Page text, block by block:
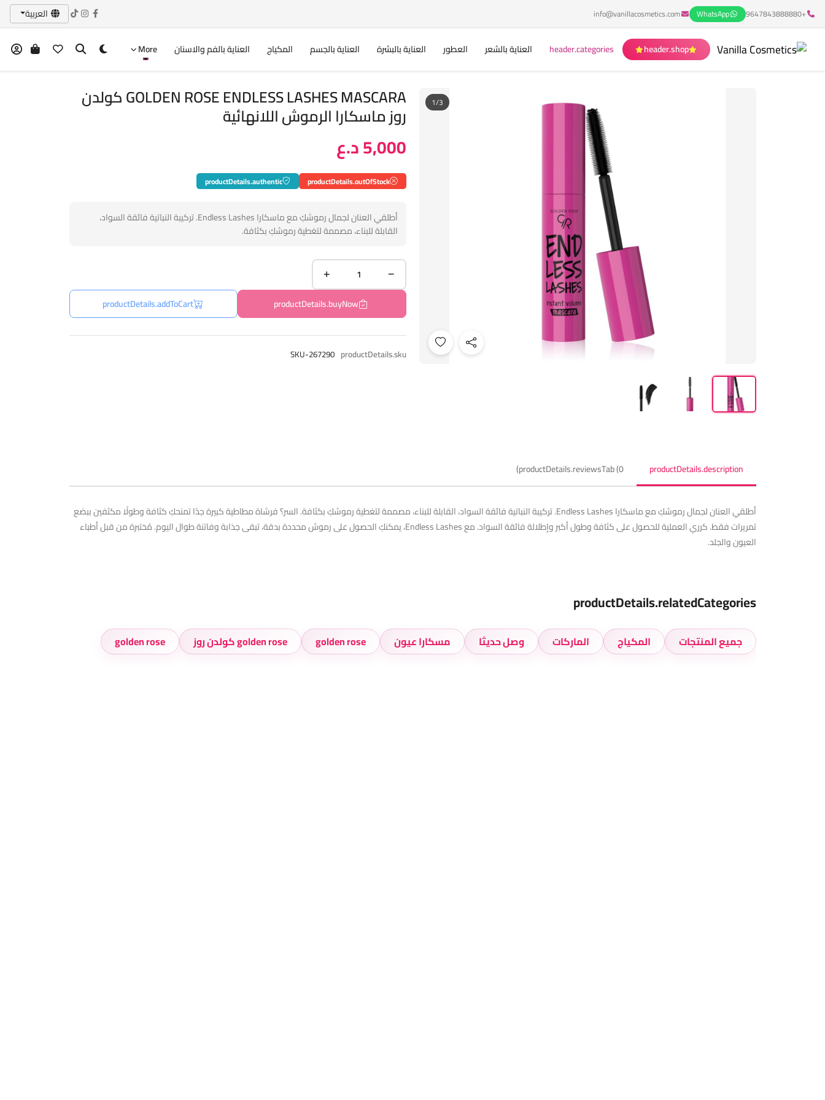
+9647843888880
WhatsApp
info@vanillacosmetics.com العربية
header.shop
header.categories العناية بالشعر العطور العناية بالبشرة العناية بالجسم المكياج العناية بالفم والاسنان More
1/3 GOLDEN ROSE ENDLESS LASHES MASCARA كولدن
روز ماسكارا الرموش اللانهائية
5,000 د.ع
productDetails.outOfStock
productDetails.authentic
أطلقي العنان لجمال رموشكِ مع ماسكارا Endless Lashes. تركيبة النباتية فائقة السواد،
القابلة للبناء، مصممة لتغطية رموشكِ بكثافة.
productDetails.buyNow
productDetails.addToCart
productDetails.sku
SKU-267290
productDetails.description
productDetails.reviewsTab (0)
أطلقي العنان لجمال رموشكِ مع ماسكارا Endless Lashes. تركيبة النباتية فائقة السواد، القابلة للبناء، مصممة لتغطية رموشكِ بكثافة. السر؟ فرشاة مطاطية كبيرة جدًا تمنحكِ كثافة وطولًا مكثفين ببضع
تمريرات فقط. كرري العملية للحصول على كثافة وطول أكبر وإطلالة فائقة السواد. مع Endless Lashes، يمكنكِ الحصول على رموش محددة بدقة، تبقى جذابة وفاتنة طوال اليوم. مُختبرة من قبل أطباء
العيون والجلد.
productDetails.relatedCategories
جميع المنتجات المكياج الماركات وصل حديثا مسكارا عيون golden rose golden rose كولدن روز golden rose